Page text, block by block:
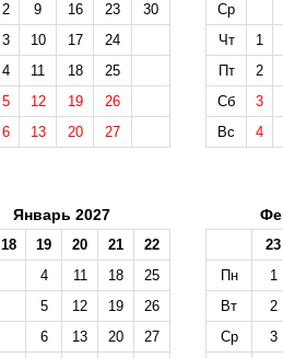
2 9 16 23
30
3 10 17
24
4 11 18
25
5 12 19
26
6 13 20 27
Ср
Чт
1
Пт
2
Сб
3
Вс
4
Январь 2027
18 19 20 21
22
4 11 18
25
5 12 19
26
6 13 20
27
23
Пн
1
Вт
2
Ср
3